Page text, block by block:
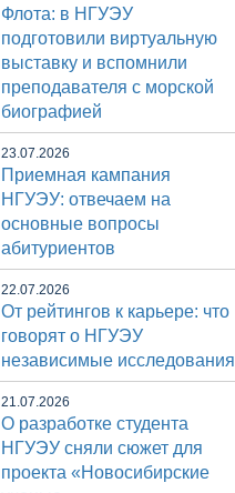
Флота: в НГУЭУ
подготовили виртуальную
выставку и вспомнили
преподавателя с морской
биографией
23.07.2026
Приемная кампания
НГУЭУ: отвечаем на
основные вопросы
абитуриентов
22.07.2026
От рейтингов к карьере: что
говорят о НГУЭУ
независимые исследования
21.07.2026
О разработке студента
НГУЭУ сняли сюжет для
проекта «Новосибирские